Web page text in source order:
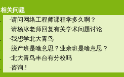
相关问题
·请问网络工程师课程学多久啊？
·请杨冰老师回复有关学术问题讨论
·我想学北大青鸟
· 脱产班是啥意思？业余班是啥意思？
·北大青鸟丰台有分校吗
·咨询.!